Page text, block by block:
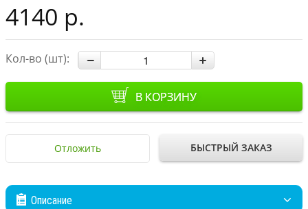
4140 р.
Кол-во (шт):
В КОРЗИНУ
Отложить БЫСТРЫЙ ЗАКАЗ
Описание